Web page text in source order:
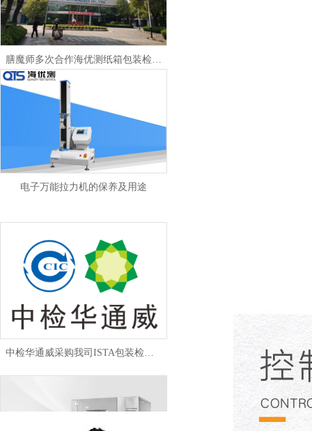
膳魔师多次合作海优测纸箱包装检测仪器
电子万能拉力机的保养及用途
中检华通威采购我司ISTA包装检测设备